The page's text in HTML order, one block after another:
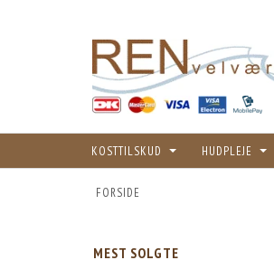
KOSTTILSKUD HUDPLEJE
FORSIDE
MEST SOLGTE